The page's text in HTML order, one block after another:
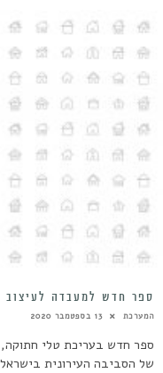
ספר חדש למעבדה לעיצוב
המערכת 13 בספטמבר 2020
ספר חדש בעריכת טלי חתוקה,
של הסביבה העירונית